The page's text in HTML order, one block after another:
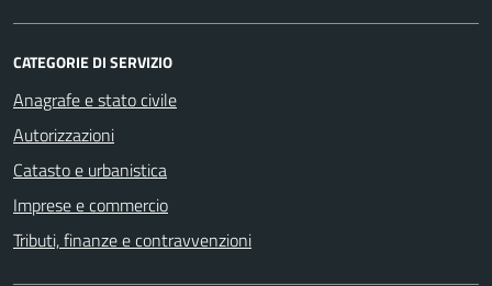
CATEGORIE DI SERVIZIO
Anagrafe e stato civile
Autorizzazioni
Catasto e urbanistica
Imprese e commercio
Tributi, finanze e contravvenzioni